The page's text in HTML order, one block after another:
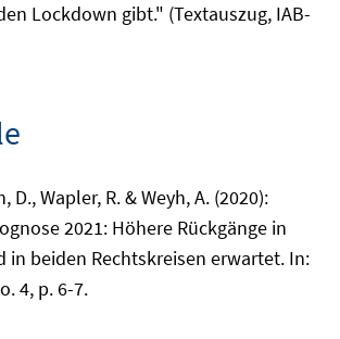
Lockdown gibt." (Textauszug, IAB-
D., Wapler, R. & Weyh, A. (2020):
2021: Höhere Rückgänge in
in beiden Rechtskreisen erwartet. In:
4, p. 6-7.